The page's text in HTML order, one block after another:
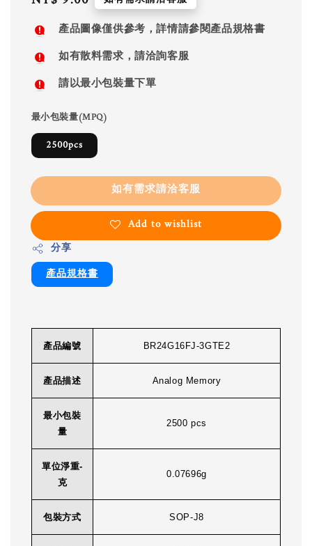
price產品圖像僅供參考，詳情請參閱產品規格書
如有散料需求，請洽詢客服
請以最小包裝量下單
最小包裝量(MPQ)
2500pcs
如有需求請洽客服
Add to wishlist
分享
產品規格書
產品編號 BR24G16FJ-3GTE2
產品描述 Analog Memory
最小包裝
量
2500 pcs
單位淨重-
克
0.07696g
包裝方式 SOP-J8